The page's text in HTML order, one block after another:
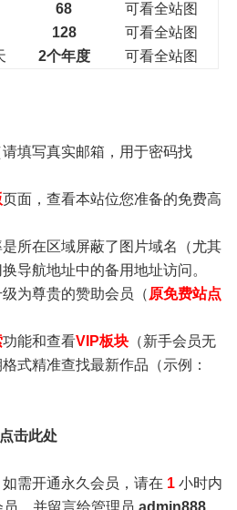
68
可看全站图
128
可看全站图
2个年度 可看全站图
请填写真实邮箱，用于密码找
页面，查看本站位您准备的免费高
所在区域屏蔽了图片域名（尤其
导航地址中的备用地址访问。
为尊贵的赞助会员（ 原免费站点
功能和查看VIP板块 （新手会员无
式精准查找最新作品（示例：
击此处
需开通永久会员，请在 1 小时内
，并留言给管理员 admin888